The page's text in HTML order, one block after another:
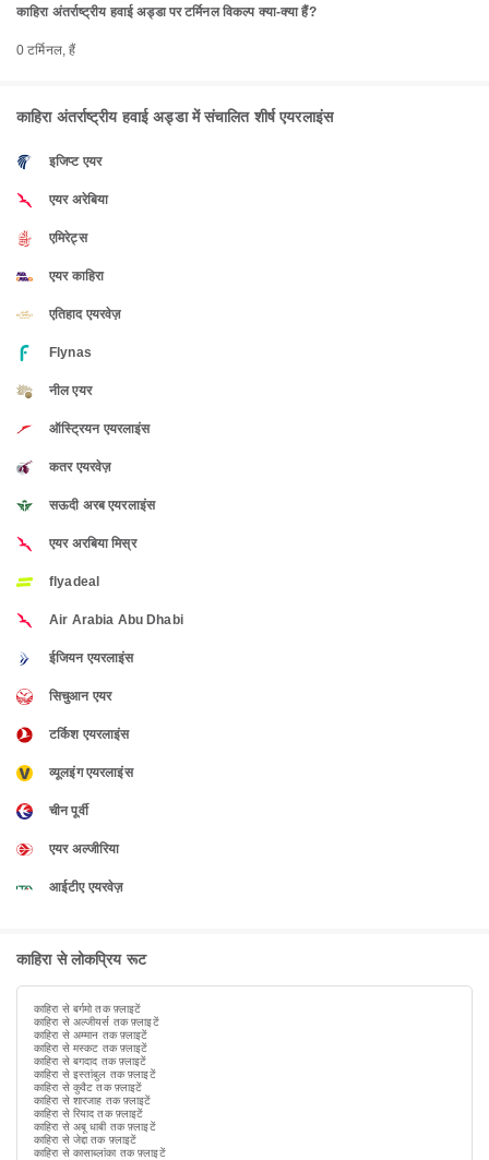
काहिरा अंतर्राष्ट्रीय हवाई अड्डा पर टर्मिनल विकल्प क्या-क्या हैं?
0 टर्मिनल, हैं
काहिरा अंतर्राष्ट्रीय हवाई अड्डा में संचालित शीर्ष एयरलाइंस
इजिप्ट एयर
एयर अरेबिया
एमिरेट्स
एयर काहिरा
एतिहाद एयरवेज़
Flynas
नील एयर
ऑस्ट्रियन एयरलाइंस
कतर एयरवेज़
सऊदी अरब एयरलाइंस
एयर अरबिया मिस्र
flyadeal
Air Arabia Abu Dhabi
ईजियन एयरलाइंस
सिचुआन एयर
टर्किश एयरलाइंस
व्यूलइंग एयरलाइंस
चीन पूर्वी
एयर अल्जीरिया
आईटीए एयरवेज़
काहिरा से लोकप्रिय रूट
काहिरा से बर्गमो तक फ़्लाइटें
काहिरा से अल्जीयर्स तक फ़्लाइटें
काहिरा से अम्मान तक फ़्लाइटें
काहिरा से मस्कट तक फ़्लाइटें
काहिरा से बगदाद तक फ़्लाइटें
काहिरा से इस्तांबुल तक फ़्लाइटें
काहिरा से कुवैट तक फ़्लाइटें
काहिरा से शारजाह तक फ़्लाइटें
काहिरा से रियाद तक फ़्लाइटें
काहिरा से अबू धाबी तक फ़्लाइटें
काहिरा से जेद्दा तक फ़्लाइटें
काहिरा से कासाब्लांका तक फ़्लाइटें